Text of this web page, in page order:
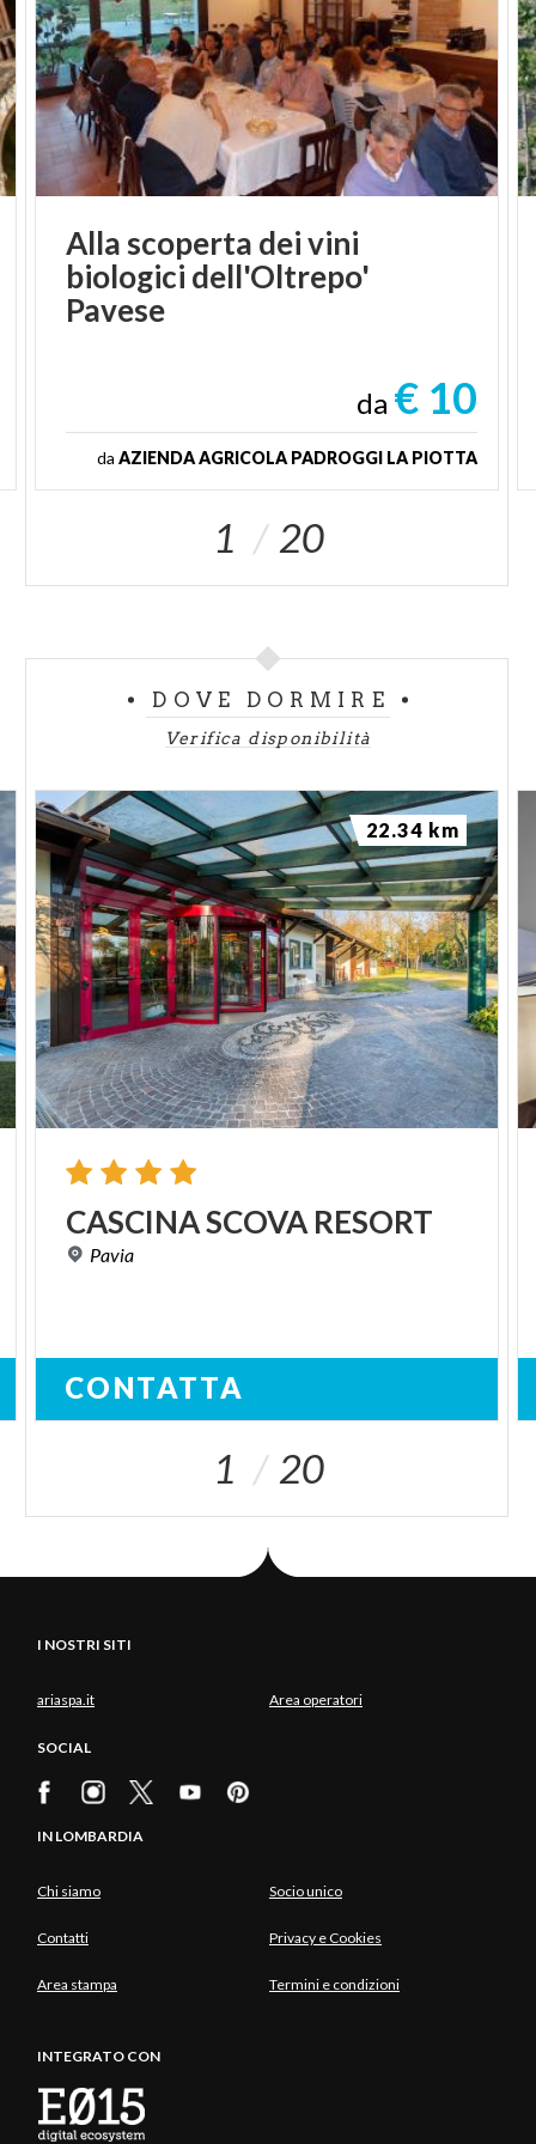
Alla scoperta dei vini
biologici dell'Oltrepo'
Pavese
da € 10
da AZIENDA AGRICOLA PADROGGI LA PIOTTA
1 20
DOVE DORMIRE
Verifica disponibilità
CASCINASCOVA RESORT
Pavia
CONTATTA
22.34 km
1 20
I NOSTRI SITI
ariaspa.it Area operatori
SOCIAL
IN LOMBARDIA
Chi siamo Socio unico
Contatti Privacy e Cookies
Area stampa Termini e condizioni
INTEGRATO CON